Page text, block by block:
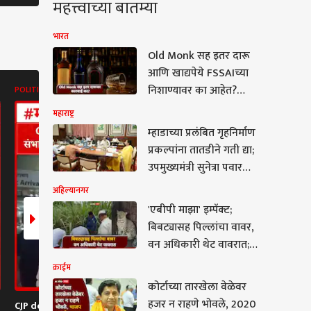
POLITICS
CJP delegation arrives
ABP MAJHA BATMYA
Dhananjay Munde On
महत्त्वाच्या बातम्या
भारत
Old Monk सह इतर दारू
आणि खाद्यपेये FSSAIच्या
निशाण्यावर का आहेत?
महाराष्ट्र
म्हाडाच्या प्रलंबित गृहनिर्माण
प्रकल्पांना तातडीने गती द्या;
उपमुख्यमंत्री सुनेत्रा पवार
अहिल्यानगर
'एबीपी माझा' इम्पॅक्ट;
बिबट्यासह पिल्लांचा वावर,
वन अधिकारी थेट वावरात;
पिंजरे तैनात
क्राईम
कोर्टाच्या तारखेला वेळेवर
हजर न राहणे भोवले, 2020
तारखेला वेळेवर
राहणे भोवले, 2020 चं